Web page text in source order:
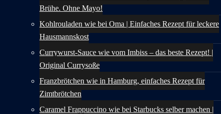
Brühe. Ohne Mayo!
Kohlrouladen wie bei Oma | Einfaches Rezept für leckere
Hausmannskost
Currywurst-Sauce wie vom Imbiss – das beste Rezept! |
Original Currysoße
Franzbrötchen wie in Hamburg, einfaches Rezept für
Zimtbrötchen
Caramel Frappuccino wie bei Starbucks selber machen |